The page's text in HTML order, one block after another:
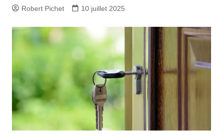
Robert Pichet 10 juillet 2025